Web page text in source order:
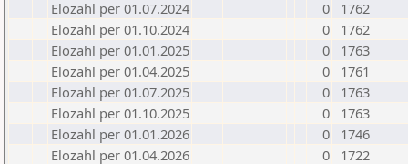
Elozahl per 01.07.2024
0
1762
Elozahl per 01.10.2024
0
1762
Elozahl per 01.01.2025
0
1763
Elozahl per 01.04.2025
0
1761
Elozahl per 01.07.2025
0
1763
Elozahl per 01.10.2025
0
1763
Elozahl per 01.01.2026
0
1746
Elozahl per 01.04.2026
0
1722